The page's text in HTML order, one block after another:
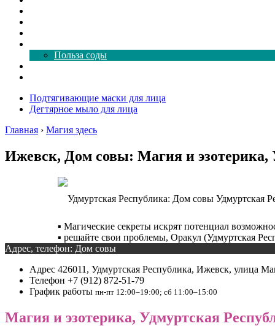
Польза соды
Подтягивающие маски для лица
Дегтярное мыло для лица
Главная › Магия здесь
Ижевск, Дом совы: Магия и эзотерика,
Удмуртская
▪️ Магические секреты искрят потенциал
▪️ решайте свои проблемы, Оракул (Удмуртская
Адрес, телефон: Дом совы
Адрес 426011, Удмуртская Республика, Ижевск, улица
Телефон +7 (912) 872-51-79
График работы пн-пт 12:00–19:00; сб 11:00–15:00
Магия и эзотерика, Удмуртская